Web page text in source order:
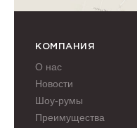
КОМПАНИЯ
О нас
Новости
Шоу-румы
Преимущества